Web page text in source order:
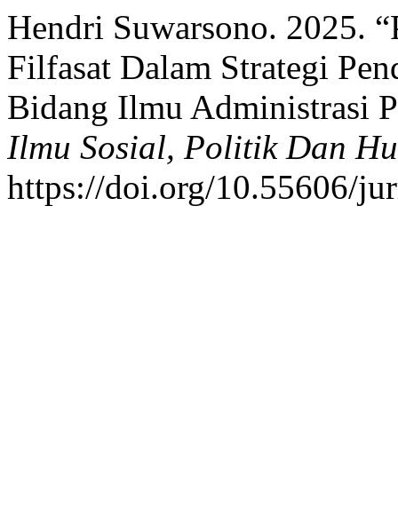
Hendri Suwarsono. 2025.
Filfasat Dalam Strategi
Bidang Ilmu Administrasi
Ilmu Sosial, Politik Dan
https://doi.org/10.55606/